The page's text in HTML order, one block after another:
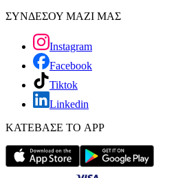
ΣΥΝΔΕΣΟΥ ΜΑΖΙ ΜΑΣ
Instagram
Facebook
Tiktok
Linkedin
ΚΑΤΕΒΑΣΕ ΤΟ APP